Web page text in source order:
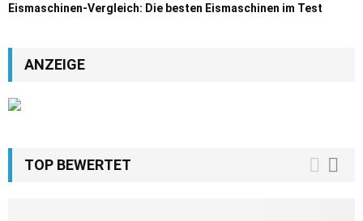
Eismaschinen-Vergleich: Die besten Eismaschinen im Test
ANZEIGE
TOP BEWERTET